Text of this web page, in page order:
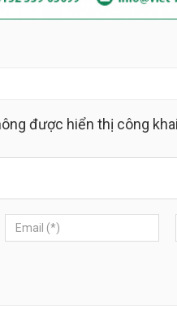
được hiển thị công